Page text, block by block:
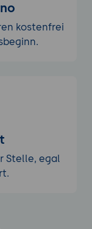
kostenfrei
Stelle, egal